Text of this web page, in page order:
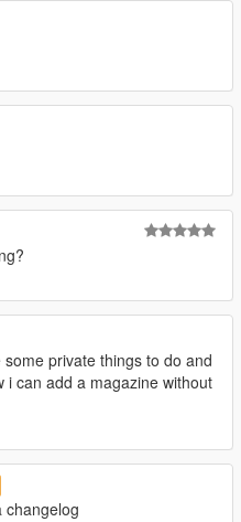
some private things to do and
i can add a magazine without
changelog